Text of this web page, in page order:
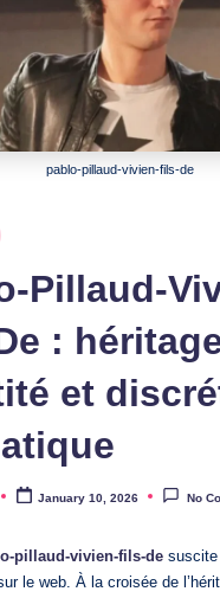
pablo-pillaud-vivien-fils-de
Pillaud-
:
et
January 10, 2026 No
pillaud-vivien-fils-de suscite
le web. À la croisée de